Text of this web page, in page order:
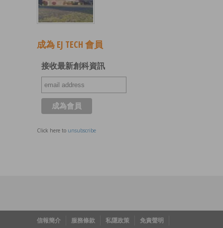
成為 EJ TECH 會員
接收最新創科資訊
Click here to unsubscribe
信報簡介 服務條款 私隱政策
免責聲明